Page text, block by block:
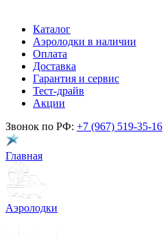
Каталог
Аэролодки в наличии
Оплата
Доставка
Гарантия и сервис
Тест-драйв
Акции
Звонок по РФ: +7 (967) 519-35-16
Главная
Аэролодки